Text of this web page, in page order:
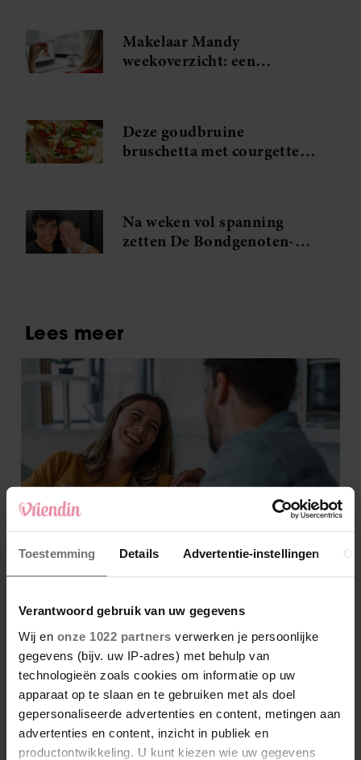
Toestemming Details Advertentie-instellingen
Verantwoord gebruik van uw gegevens
Wij en onze 1022 partners verwerken je persoonlijke
gegevens (bijv. uw IP-adres) met behulp van
technologieën zoals cookies om informatie op uw
apparaat op te slaan en te gebruiken met als doel
gepersonaliseerde advertenties en content, metingen aan
advertenties en content, inzicht in publiek en
productontwikkeling. U kunt kiezen wie uw gegevens
Makelaar Mandy
weekoverzicht: een
Deze goudbruine
bruschetta met courgette
Na weken vol spanning
zetten De Bondgenoten-